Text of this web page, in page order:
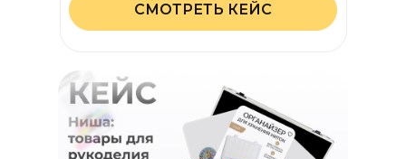
СМОТРЕТЬ КЕЙС